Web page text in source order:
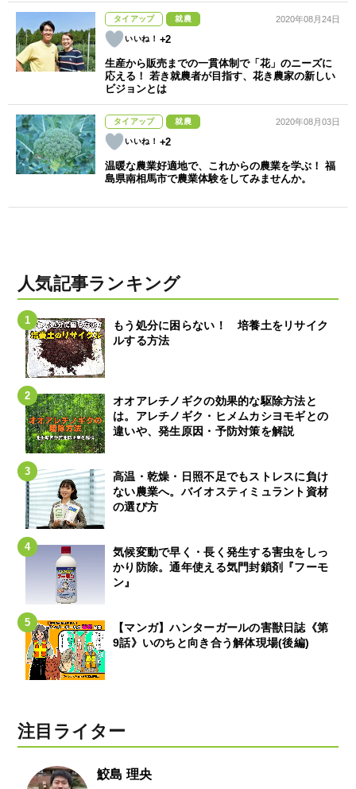
タイアップ 就農
+2
2020年08月24日
生産から販売までの一貫体制で「花」のニーズに
応える！ 若き就農者が目指す、花き農家の新しい
ビジョンとは
タイアップ 就農
+2
2020年08月03日
温暖な農業好適地で、これからの農業を学ぶ！ 福
島県南相馬市で農業体験をしてみませんか。
人気記事ランキング
もう処分に困らない！ 培養土をリサイク
ルする方法
オオアレチノギクの効果的な駆除方法と
は。アレチノギク・ヒメムカシヨモギとの
違いや、発生原因・予防対策を解説
高温・乾燥・日照不足でもストレスに負け
ない農業へ。バイオスティミュラント資材
の選び方
気候変動で早く・長く発生する害虫をしっ
かり防除。通年使える気門封鎖剤『フーモ
ン』
【マンガ】ハンターガールの害獣日誌《第
9話》いのちと向き合う解体現場(後編)
注目ライター
鮫島 理央